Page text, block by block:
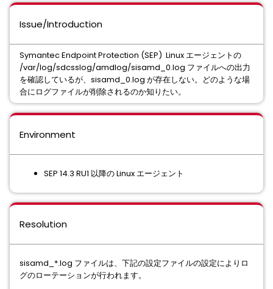
Issue/Introduction
Symantec Endpoint Protection (SEP) Linux エージェントの
/var/log/sdcsslog/amdlog/sisamd_0.log ファイルへの出力
を確認しているが、sisamd_0.log が存在しない。どのような場
合にログファイルが削除されるのか知りたい。
Environment
SEP 14.3 RU1 以降の Linux エージェント
Resolution
sisamd_*.log ファイルは、下記の設定ファイルの設定によりロ
グのローテーションが行われます。